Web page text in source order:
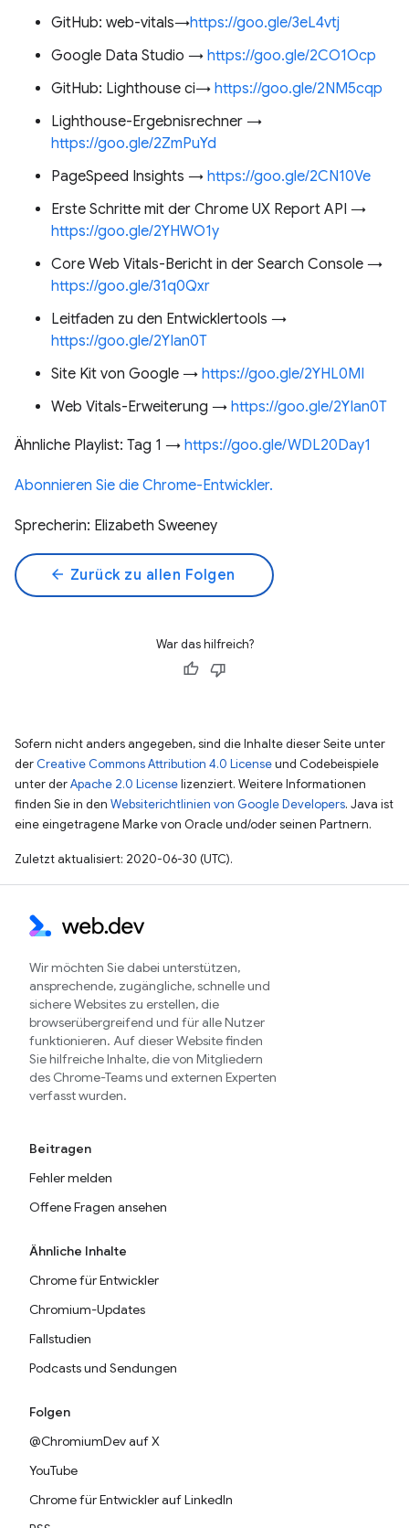
GitHub: web-vitals→https://goo.gle/3eL4vtj
Google Data Studio → https://goo.gle/2CO1Ocp
GitHub: Lighthouse ci→ https://goo.gle/2NM5cqp
Lighthouse-Ergebnisrechner →
https://goo.gle/2ZmPuYd
PageSpeed Insights → https://goo.gle/2CN10Ve
Erste Schritte mit der Chrome UX Report API →
https://goo.gle/2YHWO1y
Core Web Vitals-Bericht in der Search Console →
https://goo.gle/31q0Qxr
Leitfaden zu den Entwicklertools →
https://goo.gle/2YIan0T
Site Kit von Google → https://goo.gle/2YHL0MI
Web Vitals-Erweiterung → https://goo.gle/2YIan0T
Ähnliche Playlist: Tag 1 → https://goo.gle/WDL20Day1
Abonnieren Sie die Chrome-Entwickler.
Sprecherin: Elizabeth Sweeney
arrow_back Zurück zu allen Folgen
War das hilfreich?
Sofern nicht anders angegeben, sind die Inhalte dieser Seite unter
der Creative Commons Attribution 4.0 Licenseund Codebeispiele
unter derApache 2.0 Licenselizenziert. Weitere Informationen
finden Sie in den Websiterichtlinien von Google Developers. Java ist
eine eingetragene Marke von Oracle und/oder seinen Partnern.
Zuletzt aktualisiert: 2020-06-30 (UTC).
Wir möchten Sie dabei unterstützen,
ansprechende, zugängliche, schnelle und
sichere Websites zu erstellen, die
browserübergreifend und für alle Nutzer
funktionieren. Auf dieser Website finden
Sie hilfreiche Inhalte, die von Mitgliedern
des Chrome-Teams und externen Experten
verfasst wurden.
Beitragen
Fehler melden
Offene Fragen ansehen
Ähnliche Inhalte
Chrome für Entwickler
Chromium-Updates
Fallstudien
Podcasts und Sendungen
Folgen
@ChromiumDev auf X
YouTube
Chrome für Entwickler auf LinkedIn